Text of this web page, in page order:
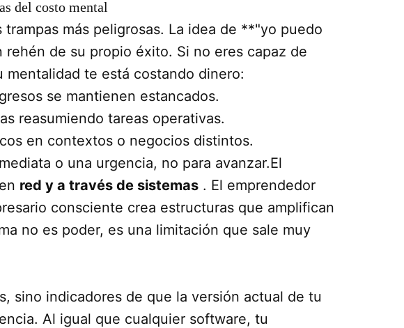
del costo mental
más peligrosas. La idea de **"yo puedo
de su propio éxito. Si no eres capaz de
te está costando dinero:
se mantienen estancados.
reasumiendo tareas operativas.
en contextos o negocios distintos.
o una urgencia, no para avanzar.El
red y a través de sistemas . El emprendedor
consciente crea estructuras que amplifican
no es poder, es una limitación que sale muy
sino indicadores de que la versión actual de tu
Al igual que cualquier software, tu